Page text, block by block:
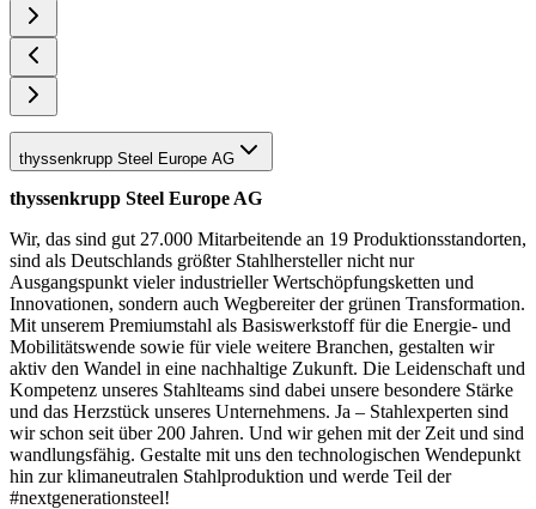
thyssenkrupp Steel Europe AG
thyssenkrupp Steel Europe AG
Wir, das sind gut 27.000 Mitarbeitende an 19 Produktionsstandorten,
sind als Deutschlands größter Stahlhersteller nicht nur
Ausgangspunkt vieler industrieller Wertschöpfungsketten und
Innovationen, sondern auch Wegbereiter der grünen Transformation.
Mit unserem Premiumstahl als Basiswerkstoff für die Energie- und
Mobilitätswende sowie für viele weitere Branchen, gestalten wir
aktiv den Wandel in eine nachhaltige Zukunft. Die Leidenschaft und
Kompetenz unseres Stahlteams sind dabei unsere besondere Stärke
und das Herzstück unseres Unternehmens. Ja – Stahlexperten sind
wir schon seit über 200 Jahren. Und wir gehen mit der Zeit und sind
wandlungsfähig. Gestalte mit uns den technologischen Wendepunkt
hin zur klimaneutralen Stahlproduktion und werde Teil der
#nextgenerationsteel!